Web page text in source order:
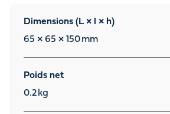
Dimensions (L × l × h)
65 × 65 × 150 mm
Poids net
0.2 kg